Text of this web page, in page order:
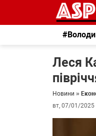
Леся
Новини »
вт, 07/01/2025